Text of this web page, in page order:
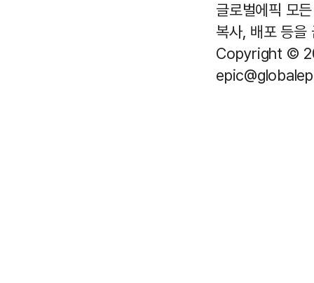
글로벌에픽 모
복사, 배포 등을
Copyright ©